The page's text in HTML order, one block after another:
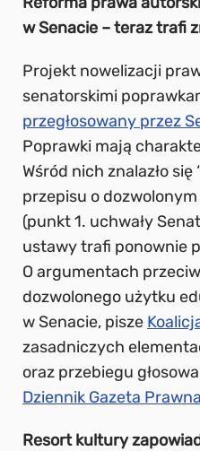
w Senacie – teraz trafi
Projekt nowelizacji
senatorskimi
przegłosowany przez
Poprawki mają
Wśród nich znalazło
przepisu o
(punkt 1. uchwały
ustawy trafi ponownie
O argumentach
dozwolonego użytku
w Senacie, pisze
zasadniczych
oraz przebiegu
Dziennik Gazeta Prawna
Resort kultury